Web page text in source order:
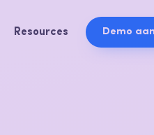
Resources Demo